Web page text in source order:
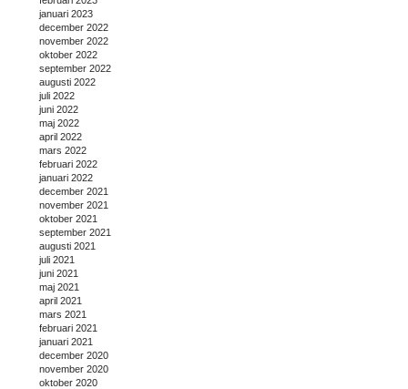
januari 2023
december 2022
november 2022
oktober 2022
september 2022
augusti 2022
juli 2022
juni 2022
maj 2022
april 2022
mars 2022
februari 2022
januari 2022
december 2021
november 2021
oktober 2021
september 2021
augusti 2021
juli 2021
juni 2021
maj 2021
april 2021
mars 2021
februari 2021
januari 2021
december 2020
november 2020
oktober 2020